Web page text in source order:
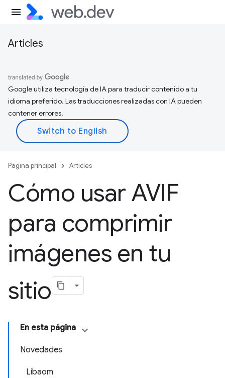
Articles
Google utiliza tecnología de IA para traducir contenido a tu
idioma preferido. Las traducciones realizadas con IA pueden
contener errores.
Página principal Articles
Cómo usar AVIF
para comprimir
imágenes en tu
sitio
En esta página
Novedades
Libaom